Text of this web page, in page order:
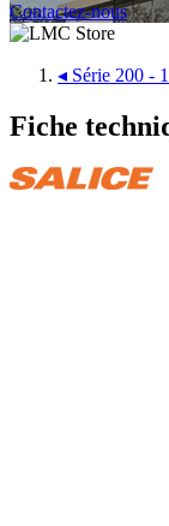
Contactez-nous
◂ Série 200 -
Fiche